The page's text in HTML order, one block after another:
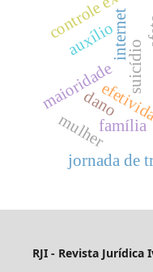
internet
suicídio
auxílio
maioridade
jornada de
dano
família
mulher
RJI - Revista